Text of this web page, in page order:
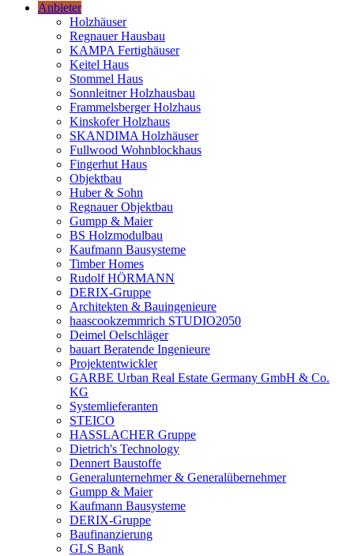
Anbieter
Holzhäuser
Regnauer Hausbau
KAMPA Fertighäuser
Keitel Haus
Stommel Haus
Sonnleitner Holzhausbau
Frammelsberger Holzhaus
Kinskofer Holzhaus
SKANDIMA Holzhäuser
Fullwood Wohnblockhaus
Fingerhut Haus
Objektbau
Huber & Sohn
Regnauer Objektbau
Gumpp & Maier
BS Holzmodulbau
Kaufmann Bausysteme
Timber Homes
Rudolf HÖRMANN
DERIX-Gruppe
Architekten & Bauingenieure
haascookzemmrich STUDIO2050
Deimel Oelschläger
bauart Beratende Ingenieure
Projektentwickler
GARBE Urban Real Estate Germany GmbH & Co.
KG
Systemlieferanten
STEICO
HASSLACHER Gruppe
Dietrich's Technology
Dennert Baustoffe
Generalunternehmer & Generalübernehmer
Gumpp & Maier
Kaufmann Bausysteme
DERIX-Gruppe
Baufinanzierung
GLS Bank